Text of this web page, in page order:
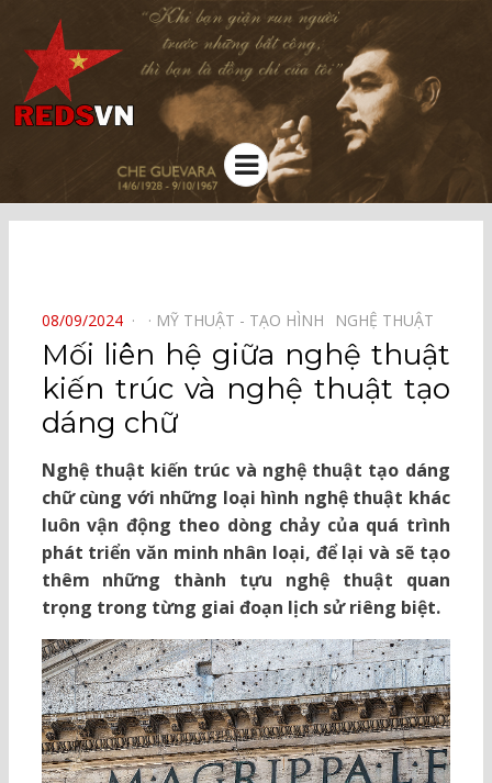
Kênh chia sẻ tri thức cộng đồng
Menu
POSTED
ON
08/09/2024 MỸ THUẬT - TẠO HÌNH⠀ NGHỆ THUẬT⠀
Mối liên hệ giữa nghệ thuật
kiến trúc và nghệ thuật tạo
dáng chữ
Nghệ thuật kiến trúc và nghệ thuật tạo dáng
chữ cùng với những loại hình nghệ thuật khác
luôn vận động theo dòng chảy của quá trình
phát triển văn minh nhân loại, để lại và sẽ tạo
thêm những thành tựu nghệ thuật quan
trọng trong từng giai đoạn lịch sử riêng biệt.